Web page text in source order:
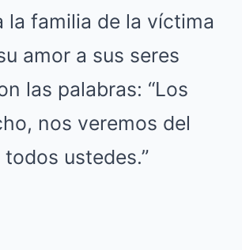
la familia de la víctima
amor a sus seres
las palabras: “Los
nos veremos del
ustedes.”